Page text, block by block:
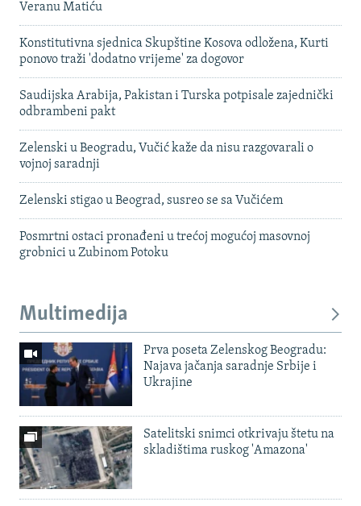
Veranu Matiću
Konstitutivna sjednica Skupštine Kosova odložena, Kurti
ponovo traži 'dodatno vrijeme' za dogovor
Saudijska Arabija, Pakistan i Turska potpisale zajednički
odbrambeni pakt
Zelenski u Beogradu, Vučić kaže da nisu razgovarali o
vojnoj saradnji
Zelenski stigao u Beograd, susreo se sa Vučićem
Posmrtni ostaci pronađeni u trećoj mogućoj masovnoj
grobnici u Zubinom Potoku
Multimedija
Prva poseta Zelenskog Beogradu:
Najava jačanja saradnje Srbije i
Ukrajine
Satelitski snimci otkrivaju štetu na
skladištima ruskog 'Amazona'